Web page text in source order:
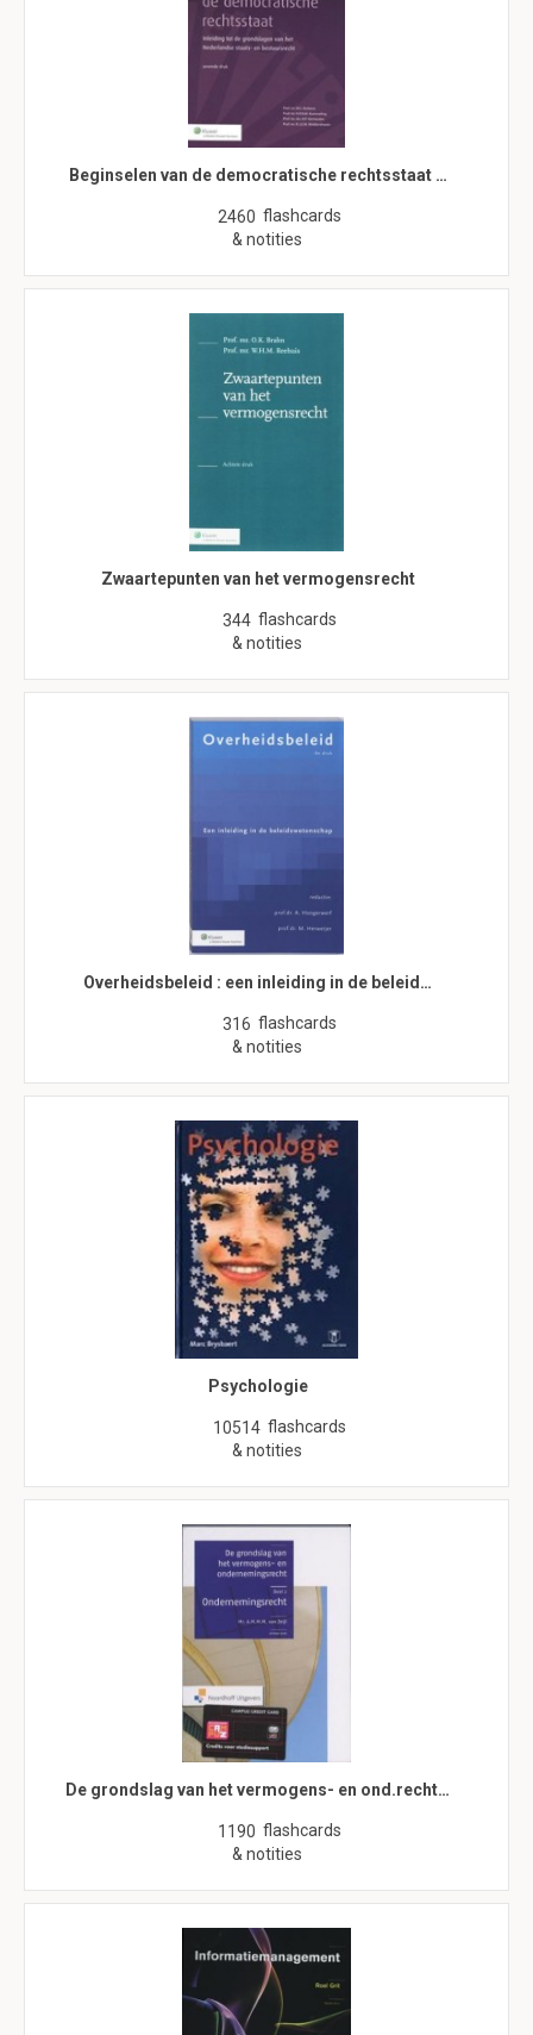
Beginselen van de democratische rechtsstaat …
2460 flashcards
& notities
Zwaartepunten van het vermogensrecht
344 flashcards
& notities
Overheidsbeleid : een inleiding in de beleid…
316 flashcards
& notities
Psychologie
10514 flashcards
& notities
De grondslag van het vermogens- en ond.recht…
1190 flashcards
& notities